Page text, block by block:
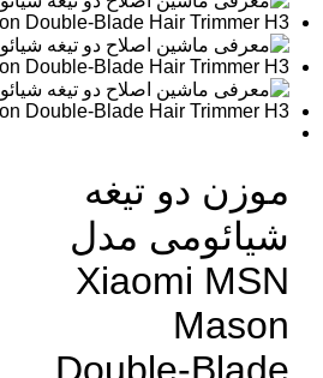
موزن دو تیغه
شیائومی مدل
Xiaomi MSN
Mason